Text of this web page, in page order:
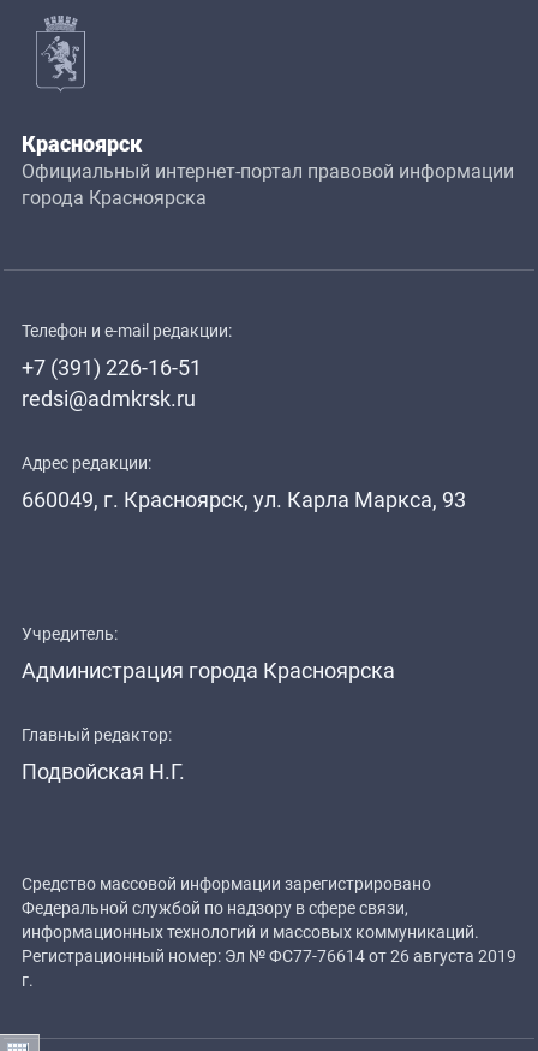
Красноярск
Официальный интернет-портал правовой информации
города Красноярска
Телефон и e-mail редакции:
+7 (391) 226-16-51
redsi@admkrsk.ru
Адрес редакции:
660049, г. Красноярск, ул. Карла Маркса, 93
Учредитель:
Администрация города Красноярска
Главный редактор:
Подвойская Н.Г.
Средство массовой информации зарегистрировано
Федеральной службой по надзору в сфере связи,
информационных технологий и массовых коммуникаций.
Регистрационный номер: Эл № ФС77-76614 от 26 августа 2019
г.